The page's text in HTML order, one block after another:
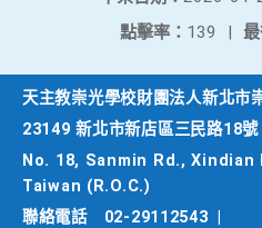
點擊率： 139 |
天主教崇光學校財團法人新北市
23149 新北市新店區三民路18號
No. 18, Sanmin Rd.,
Taiwan (R.O.C.)
聯絡電話
02-29112543